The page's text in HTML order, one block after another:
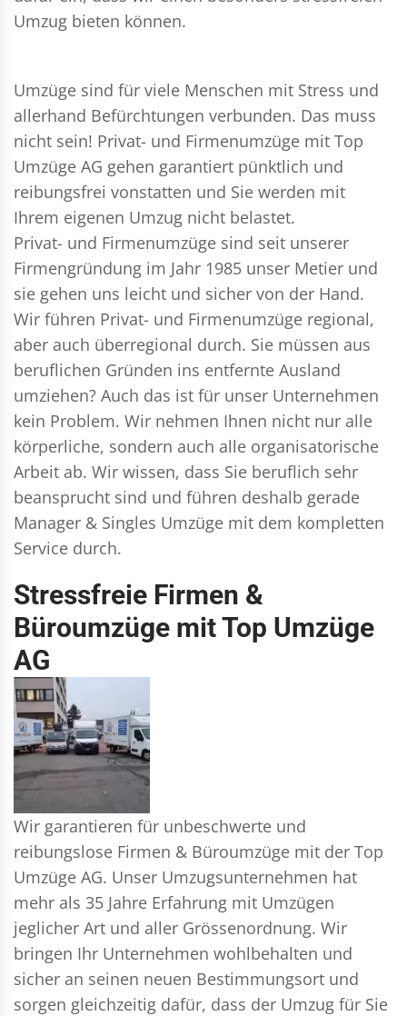
Umzug bieten können.
Umzüge sind für viele Menschen mit Stress und
allerhand Befürchtungen verbunden. Das muss
nicht sein! Privat- und Firmenumzüge mit Top
Umzüge AG gehen garantiert pünktlich und
reibungsfrei vonstatten und Sie werden mit
Ihrem eigenen Umzug nicht belastet.
Privat- und Firmenumzüge sind seit unserer
Firmengründung im Jahr 1985 unser Metier und
sie gehen uns leicht und sicher von der Hand.
Wir führen Privat- und Firmenumzüge regional,
aber auch überregional durch. Sie müssen aus
beruflichen Gründen ins entfernte Ausland
umziehen? Auch das ist für unser Unternehmen
kein Problem. Wir nehmen Ihnen nicht nur alle
körperliche, sondern auch alle organisatorische
Arbeit ab. Wir wissen, dass Sie beruflich sehr
beansprucht sind und führen deshalb gerade
Manager & Singles Umzüge mit dem kompletten
Service durch.
Stressfreie Firmen &
Büroumzüge mit Top Umzüge
AG
Wir garantieren für unbeschwerte und
reibungslose Firmen & Büroumzüge mit der Top
Umzüge AG. Unser Umzugsunternehmen hat
mehr als 35 Jahre Erfahrung mit Umzügen
jeglicher Art und aller Grössenordnung. Wir
bringen Ihr Unternehmen wohlbehalten und
sicher an seinen neuen Bestimmungsort und
sorgen gleichzeitig dafür, dass der Umzug für Sie